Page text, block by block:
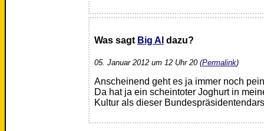
Was sagt Big Al dazu?
05. Januar 2012 um 12 Uhr 20 (Permalink)
Anscheinend geht es ja immer noch
Da hat ja ein scheintoter Joghurt in
Kultur als dieser